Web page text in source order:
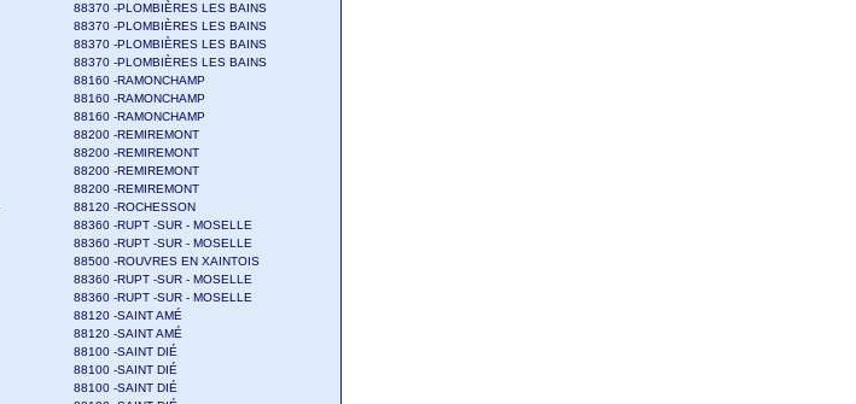
88370 -PLOMBIÈRES LES BAINS
88370 -PLOMBIÈRES LES BAINS
88370 -PLOMBIÈRES LES BAINS
88370 -PLOMBIÈRES LES BAINS
88160 -RAMONCHAMP
88160 -RAMONCHAMP
88160 -RAMONCHAMP
88200 -REMIREMONT
88200 -REMIREMONT
88200 -REMIREMONT
88200 -REMIREMONT
88120 -ROCHESSON
88360 -RUPT -SUR - MOSELLE
88360 -RUPT -SUR - MOSELLE
88500 -ROUVRES EN XAINTOIS
88360 -RUPT -SUR - MOSELLE
88360 -RUPT -SUR - MOSELLE
88120 -SAINT AMÉ
88120 -SAINT AMÉ
88100 -SAINT DIÉ
88100 -SAINT DIÉ
88100 -SAINT DIÉ